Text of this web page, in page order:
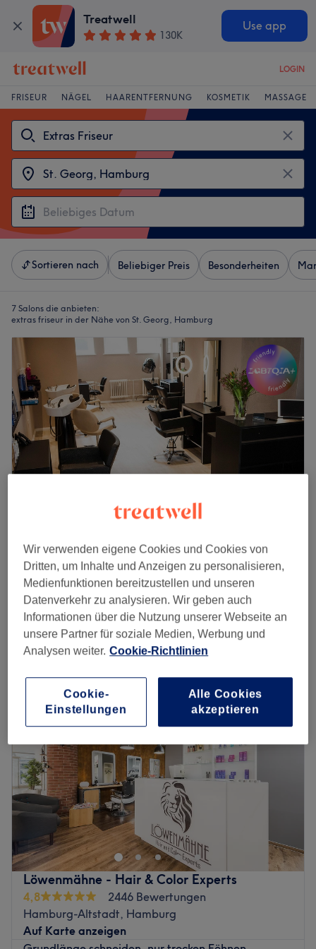
Treatwell
130K
Use app
LOGIN
FRISEUR NÄGEL HAARENTFERNUNG KOSMETIK MASSAGE
Sortieren nach Beliebiger Preis Besonderheiten
7 Salons die anbieten:
extras friseur in der Nähe von St. Georg, Hamburg
Hairreinspaziert
4,9
3874 Bewertungen
Hohenfelde, Hamburg
Auf Karte anzeigen
Damen - Conditioner
5 Min.
Schnellansicht Saloninfos
Dienstag
Mittwoch
10:00–18:00
Donnerstag
10:00–18:00
Samstag
09:00–
Sonntag
Geschlossen
Hairreinspaziert! Genieße und entspanne dich im
schicken Friseur-Salon am Mühlendamm in Hamburg-
Hohenfelde. Bei -- Hairreinspaziert -- bekommst du ein
professionelles Styling in Wohlfühlatmosphäre. Egal ob
Haarschnitte, Colorationen, Frisuren oder Dauerwellen -
das kompetente Team arbeitet versiert und ist immer auf
dem neuesten Stand aktueller Trends und Techniken.
Gemeinsam mit ihnen wird dein persönlicher Traum-Look
kreiert, der dir lange Freude machen wird und deine
Löwenmähne - Hair & Color Experts
4,8
2446 Bewertungen
Hamburg-Altstadt, Hamburg
Auf Karte anzeigen
Wir verwenden eigene Cookies und Cookies von
Dritten, um Inhalte und Anzeigen zu personalisieren,
Medienfunktionen bereitzustellen und unseren
Datenverkehr zu analysieren. Wir geben auch
Informationen über die Nutzung unserer Webseite an
unsere Partner für soziale Medien, Werbung und
Analysen weiter. Cookie-Richtlinien
Cookie-
Einstellungen
Alle Cookies
akzeptieren